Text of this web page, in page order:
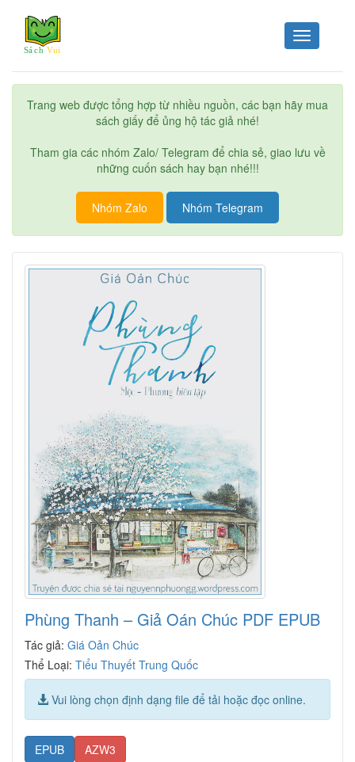
Toggle
navigation
Trang web được tổng hợp từ nhiều nguồn, các bạn hãy mua
sách giấy để ủng hộ tác giả nhé!
Tham gia các nhóm Zalo/ Telegram để chia sẻ, giao lưu về
những cuốn sách hay bạn nhé!!!
Nhóm Zalo Nhóm Telegram
Phùng Thanh – Giả Oán Chúc PDF EPUB
Tác giả: Giá Oản Chúc
Thể Loại: Tiểu Thuyết Trung Quốc
Vui lòng chọn định dạng file để tải hoặc đọc online.
EPUB AZW3